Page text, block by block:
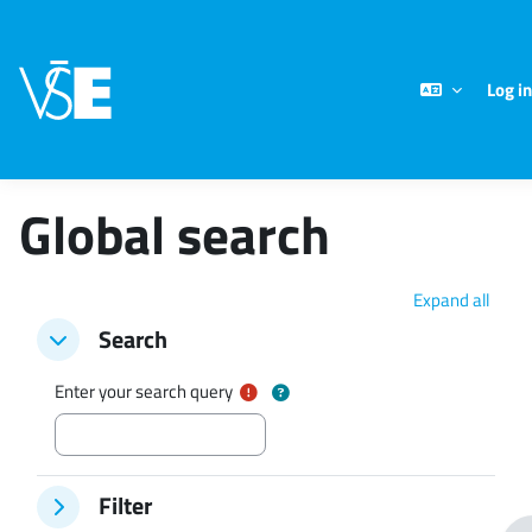
Log in
Global search
Expand all
Search
Search Search
Enter your search query
Filter
Filter Filter